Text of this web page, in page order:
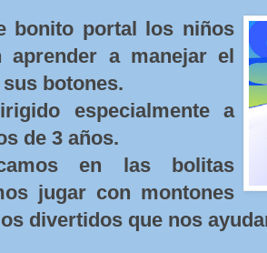
bonito portal los niños
aprender a manejar el
botones.
especialmente a
de 3 años.
en las bolitas
jugar con montones
divertidos que nos